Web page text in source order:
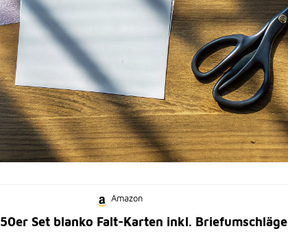
Amazon
Set blanko Falt-Karten inkl. Briefumschläge